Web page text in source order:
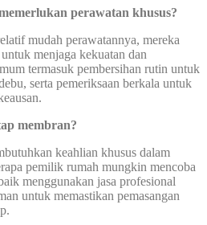
perawatan khusus?
mudah perawatannya, mereka
menjaga kekuatan dan
termasuk pembersihan rutin untuk
serta pemeriksaan berkala untuk
membran?
keahlian khusus dalam
pemilik rumah mungkin mencoba
menggunakan jasa profesional
untuk memastikan pemasangan